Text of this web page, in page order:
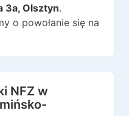
3a, Olsztyn.
o powołanie się na
NFZ w